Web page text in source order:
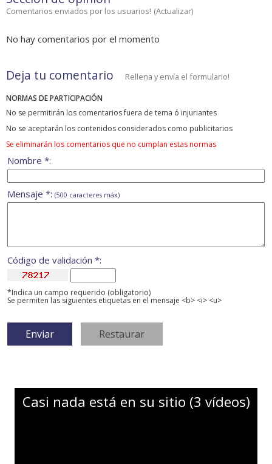
Comentarios enviados por los usuarios! (Actualizar)
No hay comentarios por el momento
Deja tu comentario Rellena y envía el formulario!
NORMAS DE PARTICIPACIÓN
No se permitirán los comentarios fuera de tema ó injuriantes
No se aceptarán los contenidos considerados como publicitarios
Se eliminarán los comentarios que no cumplan estas normas
Nombre *:
Mensaje *: (500 caracteres máx)
Código de validación *:
*Indica un campo requerido (obligatorio)
Se permiten las siguientes etiquetas en el mensaje <b> <i> <u>
Casi nada está en su sitio (3 vídeos)